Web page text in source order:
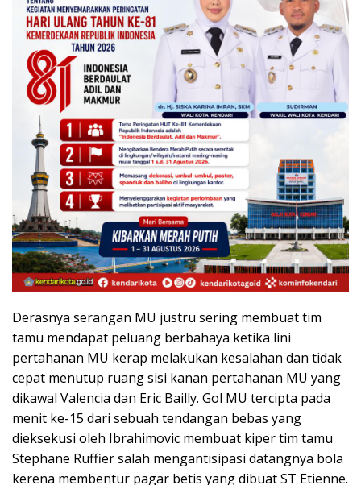
Derasnya serangan MU justru sering membuat tim
tamu mendapat peluang berbahaya ketika lini
pertahanan MU kerap melakukan kesalahan dan tidak
cepat menutup ruang sisi kanan pertahanan MU yang
dikawal Valencia dan Eric Bailly. Gol MU tercipta pada
menit ke-15 dari sebuah tendangan bebas yang
dieksekusi oleh Ibrahimovic membuat kiper tim tamu
Stephane Ruffier salah mengantisipasi datangnya bola
kerena membentur pagar betis yang dibuat ST Etienne.